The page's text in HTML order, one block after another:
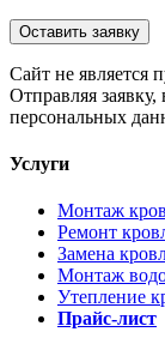
Оставить заявку
Cайт не является
Отправляя заявку,
персональных
Услуги
Монтаж
Ремонт
Замена
Монтаж
Утепление
Прайс-лист